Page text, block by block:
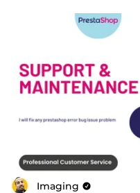
Imaging